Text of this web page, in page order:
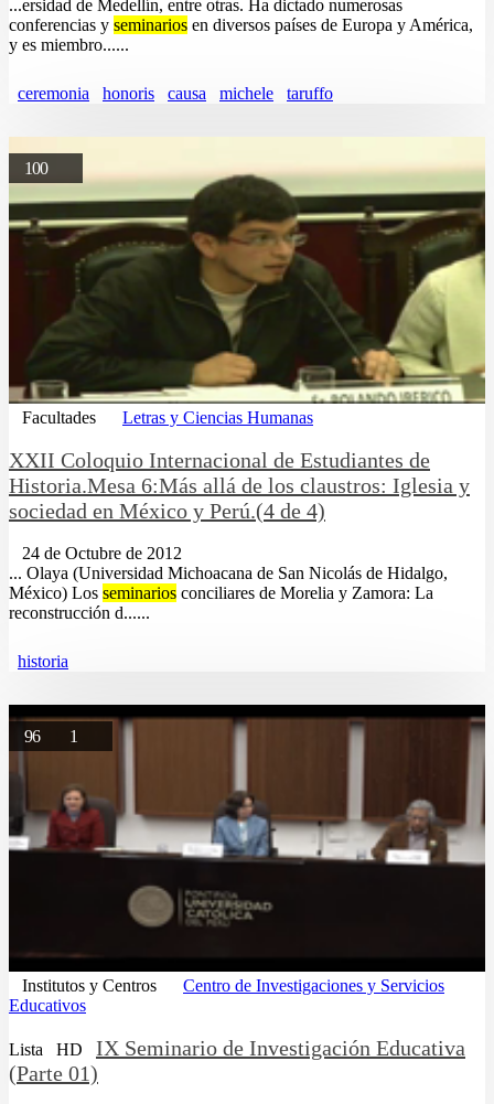
...ersidad de Medellín, entre otras. Ha dictado numerosas
conferencias y seminarios en diversos países de Europa y América,
y es miembro......
ceremonia honoris causa michele taruffo
100
Facultades Letras y Ciencias Humanas
XXII Coloquio Internacional de Estudiantes de
Historia.Mesa 6:Más allá de los claustros: Iglesia y
sociedad en México y Perú.(4 de 4)
24 de Octubre de 2012
... Olaya (Universidad Michoacana de San Nicolás de Hidalgo,
México) Los seminarios conciliares de Morelia y Zamora: La
reconstrucción d......
historia
96 1
Institutos y Centros
Centro de Investigaciones y Servicios
Educativos
Lista HD
IX Seminario de Investigación Educativa
(Parte 01)